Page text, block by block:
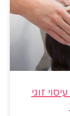
זוגי